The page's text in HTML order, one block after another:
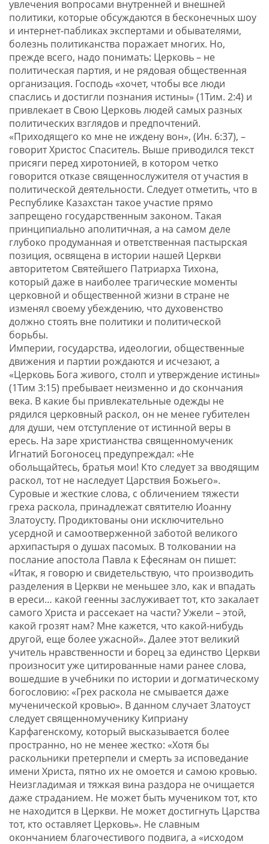
увлечения вопросами внутренней и внешней
политики, которые обсуждаются в бесконечных шоу
и интернет-пабликах экспертами и обывателями,
болезнь политиканства поражает многих. Но,
прежде всего, надо понимать: Церковь – не
политическая партия, и не рядовая общественная
организация. Господь «хочет, чтобы все люди
спаслись и достигли познания истины» (1Тим. 2:4) и
привлекает в Свою Церковь людей самых разных
политических взглядов и предпочтений.
«Приходящего ко мне не иждену вон», (Ин. 6:37), –
говорит Христос Спаситель. Выше приводился текст
присяги перед хиротонией, в котором четко
говорится отказе священнослужителя от участия в
политической деятельности. Следует отметить, что в
Республике Казахстан такое участие прямо
запрещено государственным законом. Такая
принципиально аполитичная, а на самом деле
глубоко продуманная и ответственная пастырская
позиция, освящена в истории нашей Церкви
авторитетом Святейшего Патриарха Тихона,
который даже в наиболее трагические моменты
церковной и общественной жизни в стране не
изменял своему убеждению, что духовенство
должно стоять вне политики и политической
борьбы.
Империи, государства, идеологии, общественные
движения и партии рождаются и исчезают, а
«Церковь Бога живого, столп и утверждение истины»
(1Тим 3:15) пребывает неизменно и до скончания
века. В какие бы привлекательные одежды не
рядился церковный раскол, он не менее губителен
для души, чем отступление от истинной веры в
ересь. На заре христианства священномученик
Игнатий Богоносец предупреждал: «Не
обольщайтесь, братья мои! Кто следует за вводящим
раскол, тот не наследует Царствия Божьего».
Суровые и жесткие слова, с обличением тяжести
греха раскола, принадлежат святителю Иоанну
Златоусту. Продиктованы они исключительно
усердной и самоотверженной заботой великого
архипастыря о душах пасомых. В толковании на
послание апостола Павла к Ефесянам он пишет:
«Итак, я говорю и свидетельствую, что производить
разделения в Церкви не меньшее зло, как и впадать
в ереси… какой геенны заслуживает тот, кто закалает
самого Христа и рассекает на части? Ужели – этой,
какой грозят нам? Мне кажется, что какой-нибудь
другой, еще более ужасной». Далее этот великий
учитель нравственности и борец за единство Церкви
произносит уже цитированные нами ранее слова,
вошедшие в учебники по истории и догматическому
богословию: «Грех раскола не смывается даже
мученической кровью». В данном случает Златоуст
следует священномученику Киприану
Карфагенскому, который высказывается более
пространно, но не менее жестко: «Хотя бы
раскольники претерпели и смерть за исповедание
имени Христа, пятно их не омоется и самою кровью.
Неизгладимая и тяжкая вина раздора не очищается
даже страданием. Не может быть мучеником тот, кто
не находится в Церкви. Не может достигнуть Царства
тот, кто оставляет Церковь». Не славным
окончанием благочестивого подвига, а «исходом